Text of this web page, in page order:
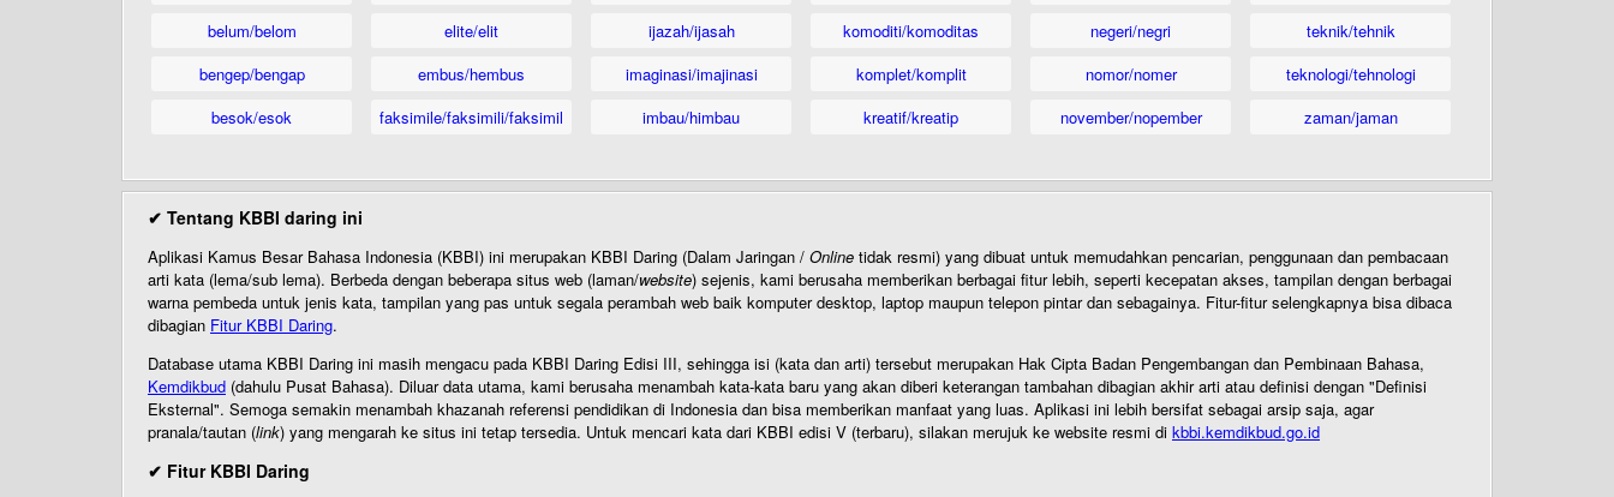
belum/belom
bengep/bengap
besok/esok
elite/elit
embus/hembus
faksimile/faksimili/faksimil
ijazah/ijasah
imaginasi/imajinasi
imbau/himbau
komoditi/komoditas
komplet/komplit
kreatif/kreatip
negeri/negri
nomor/nomer
november/nopember
teknik/tehnik
teknologi/tehnologi
zaman/jaman
✔ Tentang KBBI daring ini
Aplikasi Kamus Besar Bahasa Indonesia (KBBI) ini merupakan KBBI Daring (Dalam Jaringan / Online tidak resmi) yang dibuat untuk memudahkan pencarian, penggunaan dan pembacaan
arti kata (lema/sub lema). Berbeda dengan beberapa situs web (laman/website) sejenis, kami berusaha memberikan berbagai fitur lebih, seperti kecepatan akses, tampilan dengan berbagai
warna pembeda untuk jenis kata, tampilan yang pas untuk segala perambah web baik komputer desktop, laptop maupun telepon pintar dan sebagainya. Fitur-fitur selengkapnya bisa dibaca
dibagian Fitur KBBI Daring.
Database utama KBBI Daring ini masih mengacu pada KBBI Daring Edisi III, sehingga isi (kata dan arti) tersebut merupakan Hak Cipta Badan Pengembangan dan Pembinaan Bahasa,
Kemdikbud (dahulu Pusat Bahasa). Diluar data utama, kami berusaha menambah kata-kata baru yang akan diberi keterangan tambahan dibagian akhir arti atau definisi dengan "Definisi
Eksternal". Semoga semakin menambah khazanah referensi pendidikan di Indonesia dan bisa memberikan manfaat yang luas. Aplikasi ini lebih bersifat sebagai arsip saja, agar
pranala/tautan (link) yang mengarah ke situs ini tetap tersedia. Untuk mencari kata dari KBBI edisi V (terbaru), silakan merujuk ke website resmi di kbbi.kemdikbud.go.id
✔ Fitur KBBI Daring